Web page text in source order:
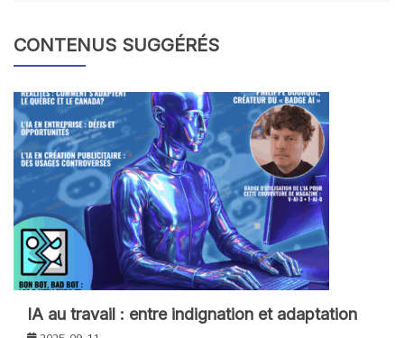
CONTENUS SUGGÉRÉS
IA au travail : entre indignation et adaptation